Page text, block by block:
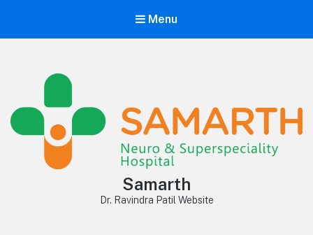
Menu
Samarth
Dr. Ravindra Patil Website